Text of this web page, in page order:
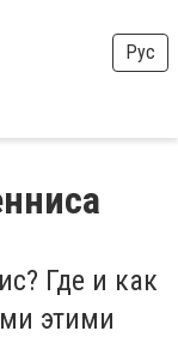
Рус
Где и как
этими